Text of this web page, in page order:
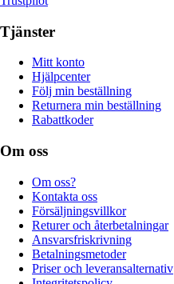
Tjänster
Mitt konto
Hjälpcenter
Följ min beställning
Returnera min beställning
Rabattkoder
Om oss
Om oss?
Kontakta oss
Försäljningsvillkor
Returer och återbetalningar
Ansvarsfriskrivning
Betalningsmetoder
Priser och leveransalternativ